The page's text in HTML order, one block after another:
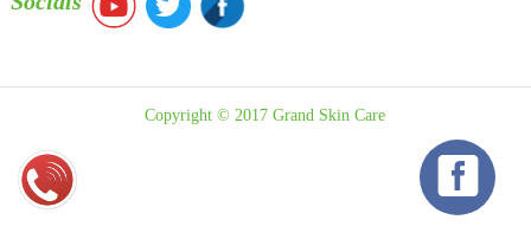
Copyright © 2017 Grand Skin Care